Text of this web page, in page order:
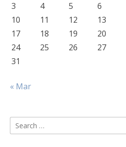
3
4 5 6
10
11 12 13
17
18 19 20
24
25 26 27
31
« Mar
Search
for: